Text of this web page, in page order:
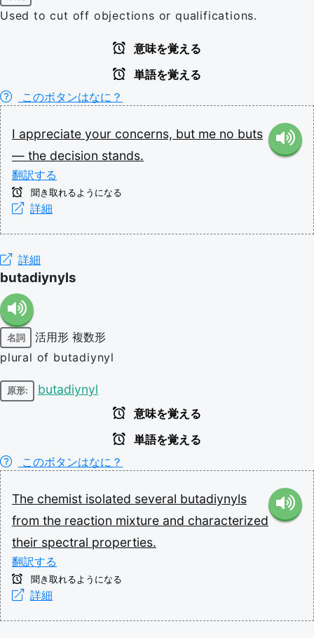
Used to cut off objections or qualifications.
意味を覚える
単語を覚える
このボタンはなに？
I appreciate your concerns, but me no buts
— the decision stands.
翻訳する
聞き取れるようになる
詳細
詳細
butadiynyls
名詞 活用形 複数形
plural of butadiynyl
原形: butadiynyl
意味を覚える
単語を覚える
このボタンはなに？
The chemist isolated several butadiynyls
from the reaction mixture and characterized
their spectral properties.
翻訳する
聞き取れるようになる
詳細